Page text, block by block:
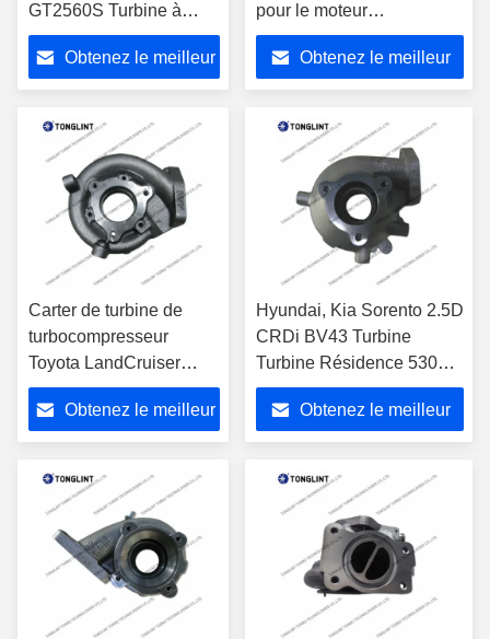
GT2560S Turbine à
turbine 700717-0003
pour le
turbocompresseur
Obtenez le meilleur
pour le moteur
CY4102BZL
Obtenez le meilleur
Carter de turbine de
turbocompresseur
Toyota LandCruiser
CT16V pour
turbocompresseur
17201-OL040 17201-
Obtenez le meilleur
Hyundai, Kia Sorento 2.5D
CRDi BV43 Turbine
Turbine Résidence 5303-
988-0144 28200-4A470
Obtenez le meilleur